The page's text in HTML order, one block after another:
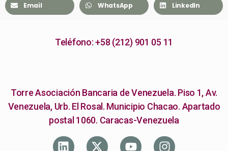
Email WhatsApp LinkedIn
Teléfono: +58 (212) 901 05 11
Torre Asociación Bancaria de Venezuela. Piso 1, Av.
Venezuela, Urb. El Rosal. Municipio Chacao. Apartado
postal 1060. Caracas-Venezuela